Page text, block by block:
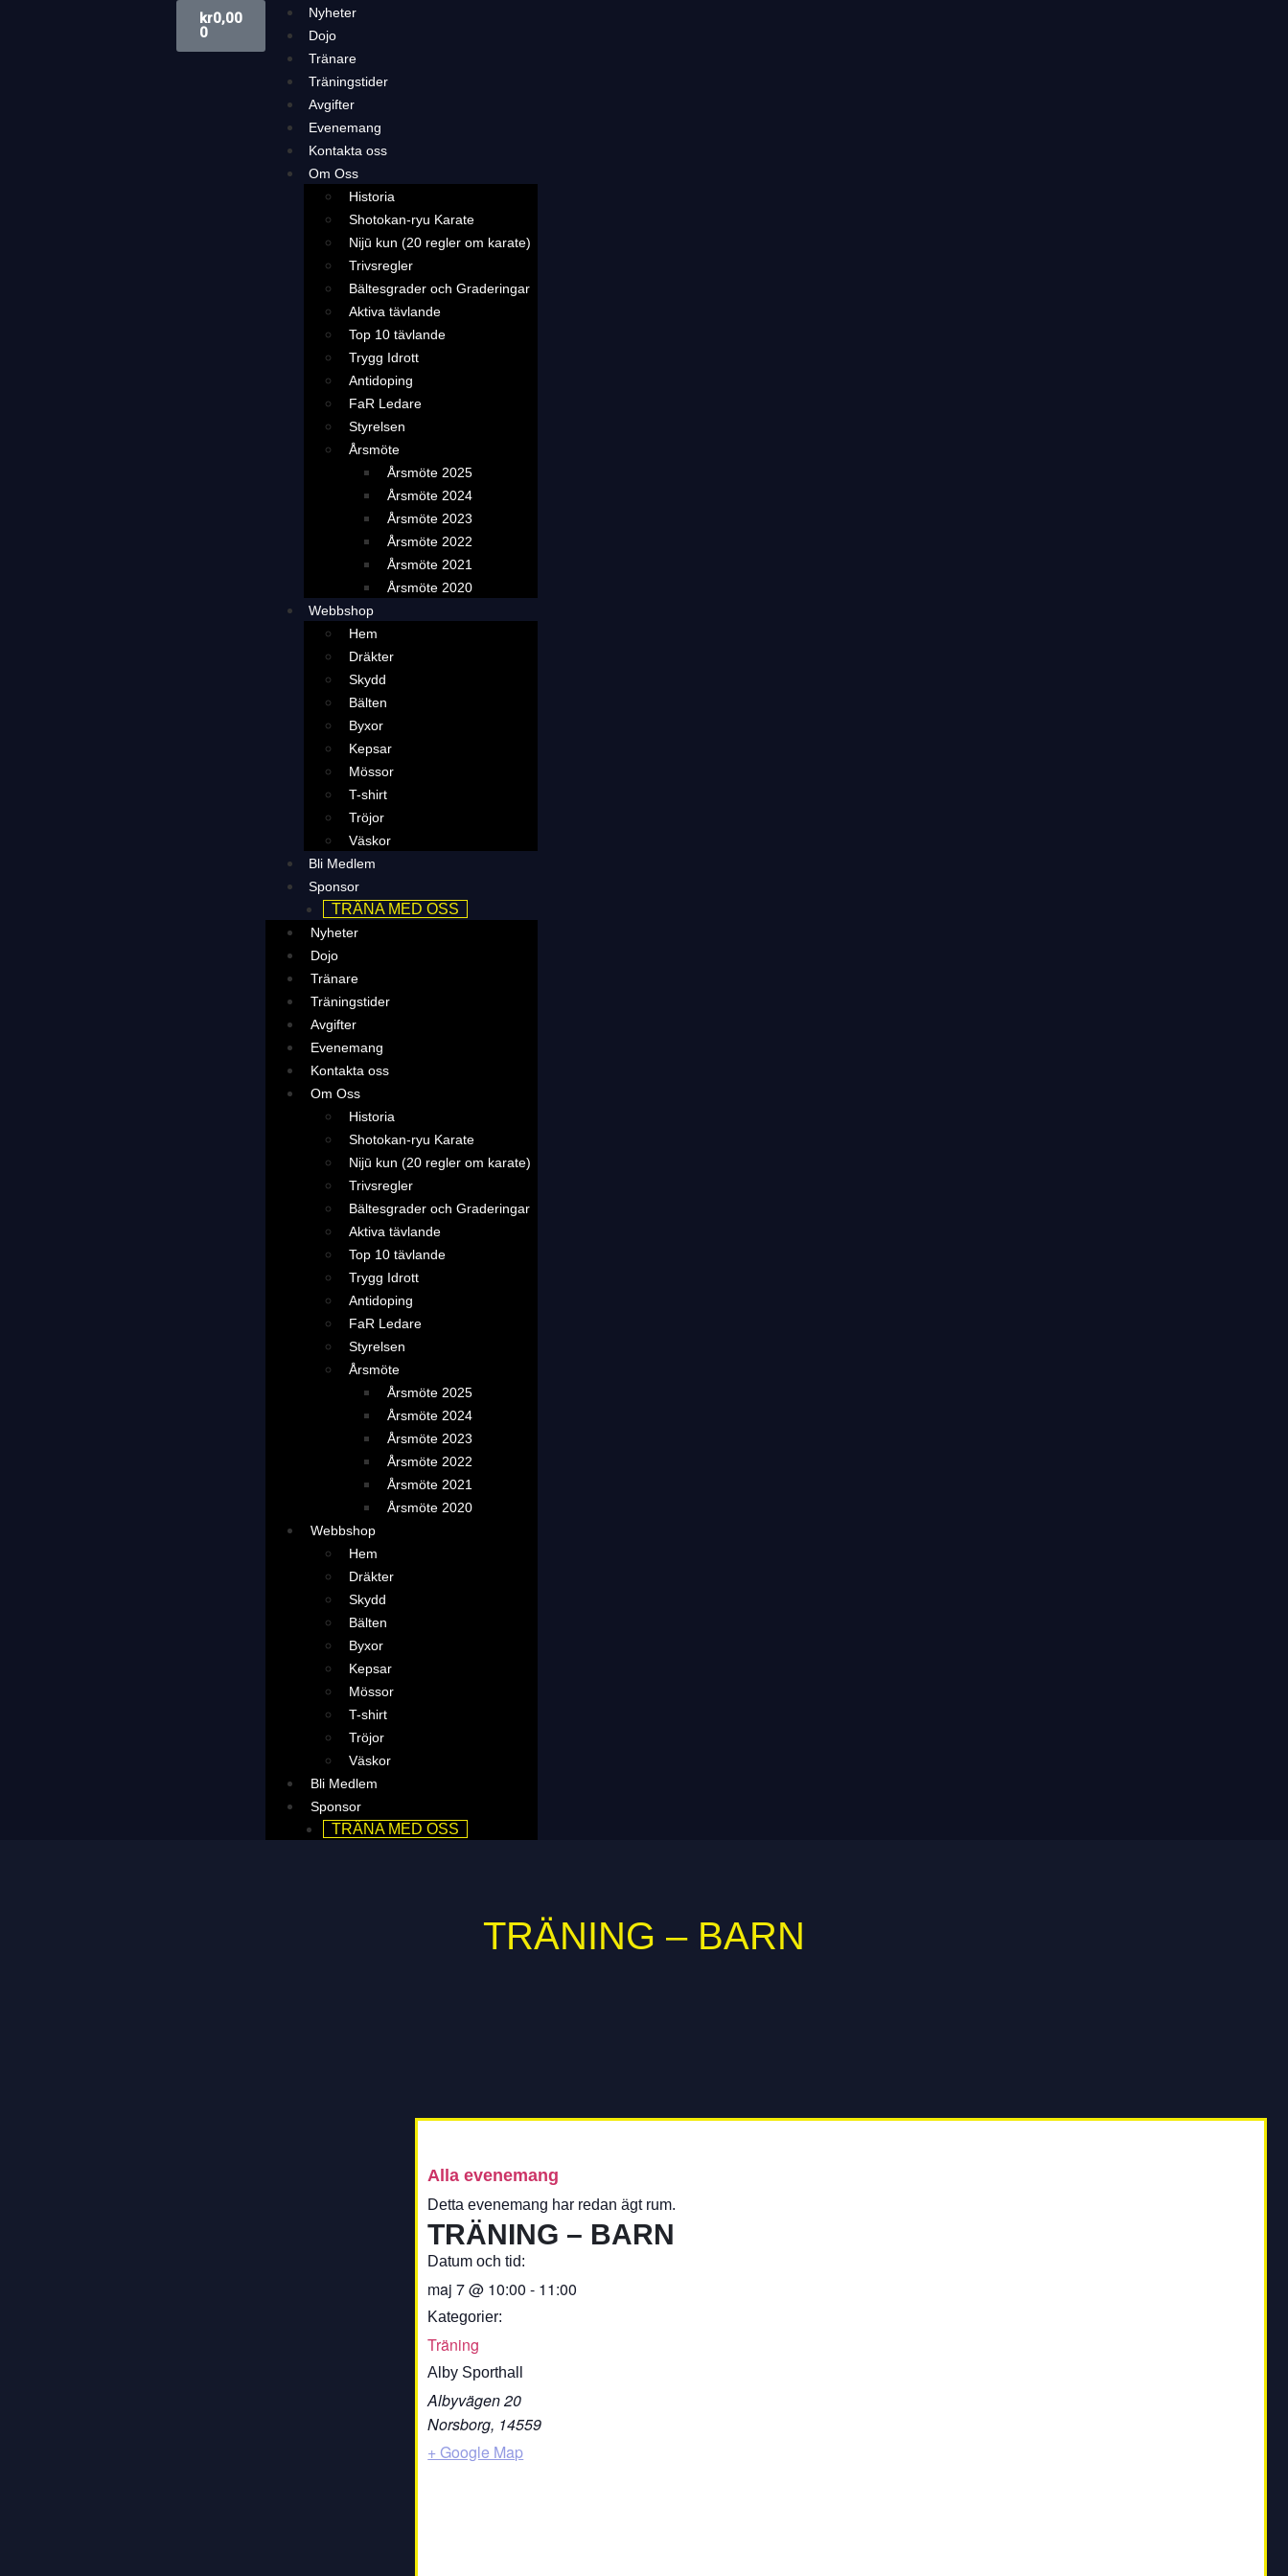
kr0,00
0
Nyheter
Dojo
Tränare
Träningstider
Avgifter
Evenemang
Kontakta oss
Om Oss
Historia
Shotokan-ryu Karate
Nijū kun (20 regler om karate)
Trivsregler
Bältesgrader och Graderingar
Aktiva tävlande
Top 10 tävlande
Trygg Idrott
Antidoping
FaR Ledare
Styrelsen
Årsmöte
Årsmöte 2025
Årsmöte 2024
Årsmöte 2023
Årsmöte 2022
Årsmöte 2021
Årsmöte 2020
Webbshop
Hem
Dräkter
Skydd
Bälten
Byxor
Kepsar
Mössor
T-shirt
Tröjor
Väskor
Bli Medlem
Sponsor
TRÄNA MED OSS
Nyheter
Dojo
Tränare
Träningstider
Avgifter
Evenemang
Kontakta oss
Om Oss
Historia
Shotokan-ryu Karate
Nijū kun (20 regler om karate)
Trivsregler
Bältesgrader och Graderingar
Aktiva tävlande
Top 10 tävlande
Trygg Idrott
Antidoping
FaR Ledare
Styrelsen
Årsmöte
Årsmöte 2025
Årsmöte 2024
Årsmöte 2023
Årsmöte 2022
Årsmöte 2021
Årsmöte 2020
Webbshop
Hem
Dräkter
Skydd
Bälten
Byxor
Kepsar
Mössor
T-shirt
Tröjor
Väskor
Bli Medlem
Sponsor
TRÄNA MED OSS
TRÄNING – BARN
Alla evenemang
Detta evenemang har redan ägt rum.
TRÄNING – BARN
Datum och tid:
maj 7@ 10:00 - 11:00
Kategorier:
Träning
Alby Sporthall
Albyvägen 20
Norsborg, 14559
+ Google Map